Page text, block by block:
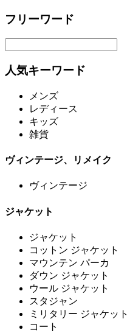
フリーワード
人気キーワード
メンズ
レディース
キッズ
雑貨
ヴィンテージ、リメイク
ヴィンテージ
ジャケット
ジャケット
コットン ジャケット
マウンテン パーカ
ダウン ジャケット
ウール ジャケット
スタジャン
ミリタリー ジャケット
コート